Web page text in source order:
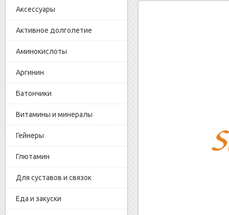
Аксессуары
Активное долголетие
Аминокислоты
Аргинин
Батончики
Витамины и минералы
Гейнеры
Глютамин
Для суставов и связок
Еда и закуски